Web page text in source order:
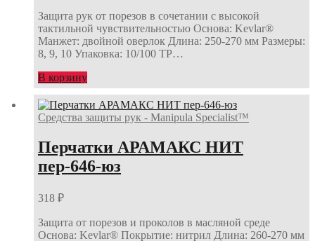
Защита рук от порезов в сочетании с высокой
тактильной чувствительностью Основа: Kevlar®
Манжет: двойной оверлок Длина: 250-270 мм Размеры:
8, 9, 10 Упаковка: 10/100 ТР…
В корзину
Средства защиты рук - Manipula Specialist™
Перчатки АРАМАКС НИТ
пер-646-юз
318 ₽
Защита от порезов и проколов в масляной среде
Основа: Kevlar® Покрытие: нитрил Длина: 260-270 мм